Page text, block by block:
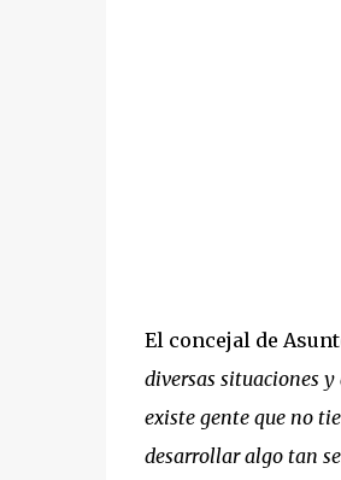
El concejal de
diversas situaciones y
existe gente que no
desarrollar algo tan